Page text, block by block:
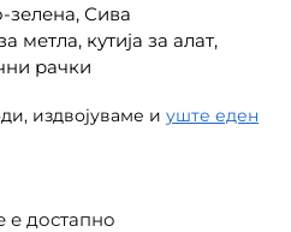
зелена, Сива
метла, кутија за алат,
рачки
издвојуваме и уште еден
е достапно